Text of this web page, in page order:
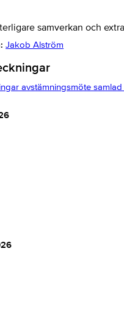
samverkan och
Jakob Alström
avstämningsmöte